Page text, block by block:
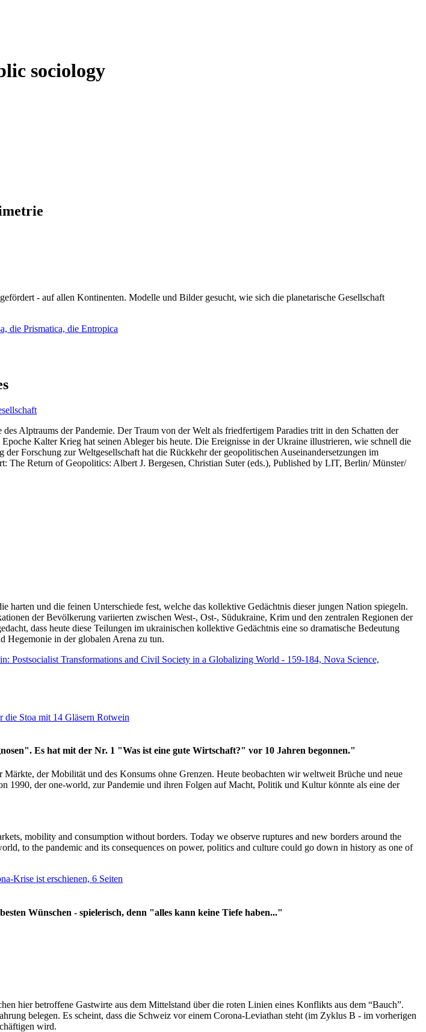
sociology
- auf allen Kontinenten. Modelle und Bilder gesucht, wie sich die planetarische Gesellschaft
die Prismatica, die Entropica
Alptraums der Pandemie. Der Traum von der Welt als friedfertigem Paradies tritt in den Schatten der
Kalter Krieg hat seinen Ableger bis heute. Die Ereignisse in der Ukraine illustrieren, wie schnell die
Forschung zur Weltgesellschaft hat die Rückkehr der geopolitischen Auseinandersetzungen im
The Return of Geopolitics: Albert J. Bergesen, Christian Suter (eds.), Published by LIT, Berlin/ Münster/
harten und die feinen Unterschiede fest, welche das kollektive Gedächtnis dieser jungen Nation spiegeln.
der Bevölkerung variierten zwischen West-, Ost-, Südukraine, Krim und den zentralen Regionen der
dass heute diese Teilungen im ukrainischen kollektive Gedächtnis eine so dramatische Bedeutung
Hegemonie in der globalen Arena zu tun.
Postsocialist Transformations and Civil Society in a Globalizing World - 159-184, Nova Science,
die Stoa mit 14 Gläsern Rotwein
Es hat mit der Nr. 1 "Was ist eine gute Wirtschaft?" vor 10 Jahren begonnen."
der Mobilität und des Konsums ohne Grenzen. Heute beobachten wir weltweit Brüche und neue
1990, der one-world, zur Pandemie und ihren Folgen auf Macht, Politik und Kultur könnte als eine der
mobility and consumption without borders. Today we observe ruptures and new borders around the
to the pandemic and its consequences on power, politics and culture could go down in history as one of
Krise ist erschienen, 6 Seiten
Wünschen - spielerisch, denn "alles kann keine Tiefe haben..."
hier betroffene Gastwirte aus dem Mittelstand über die roten Linien eines Konflikts aus dem “Bauch”.
belegen. Es scheint, dass die Schweiz vor einem Corona-Leviathan steht (im Zyklus B - im vorherigen
wird.